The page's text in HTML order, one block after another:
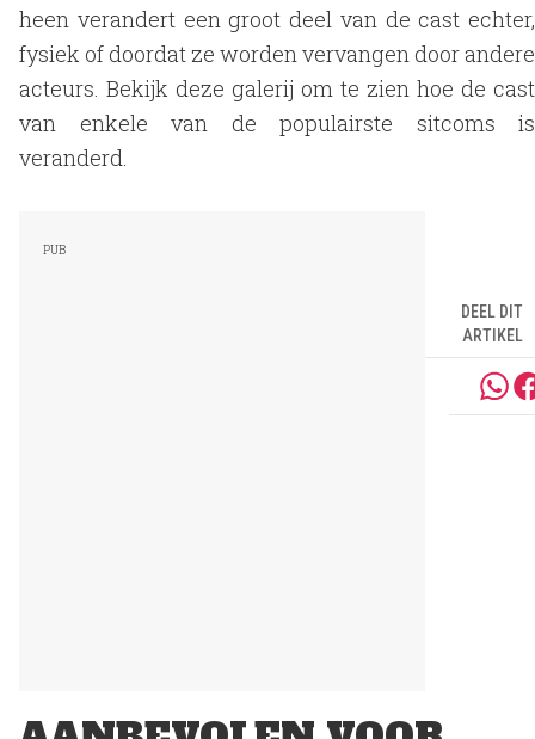
heen verandert een groot deel van de cast echter,
fysiek of doordat ze worden vervangen door andere
acteurs. Bekijk deze galerij om te zien hoe de cast
van enkele van de populairste sitcoms is
veranderd.
DEEL DIT
ARTIKEL